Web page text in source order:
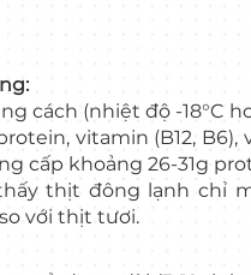
cách (nhiệt độ -18°C
vitamin (B12,
cấp khoảng 26-31g
thịt đông lạnh chỉ
với thịt tươi.